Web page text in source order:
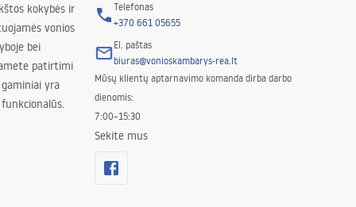
kokybės ir
vonios
bei
patirtimi
yra
Telefonas
+370 661 05655
El. paštas
biuras@vonioskambarys-rea.lt
Mūsų klientų aptarnavimo komanda dirba darbo
dienomis:
7:00–15:30
Sekite mus